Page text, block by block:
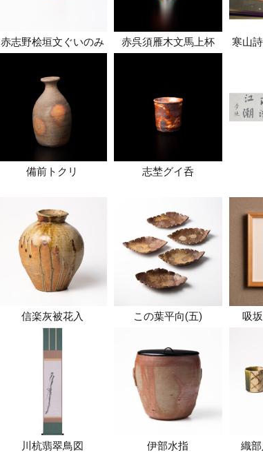
赤志野桧垣文ぐいのみ 赤呉須雁木文馬上杯 寒山
備前トクリ 志埜グイ呑
信楽灰被花入 この葉平向(五) 吸
川杭翡翠鳥図 伊部水指 織